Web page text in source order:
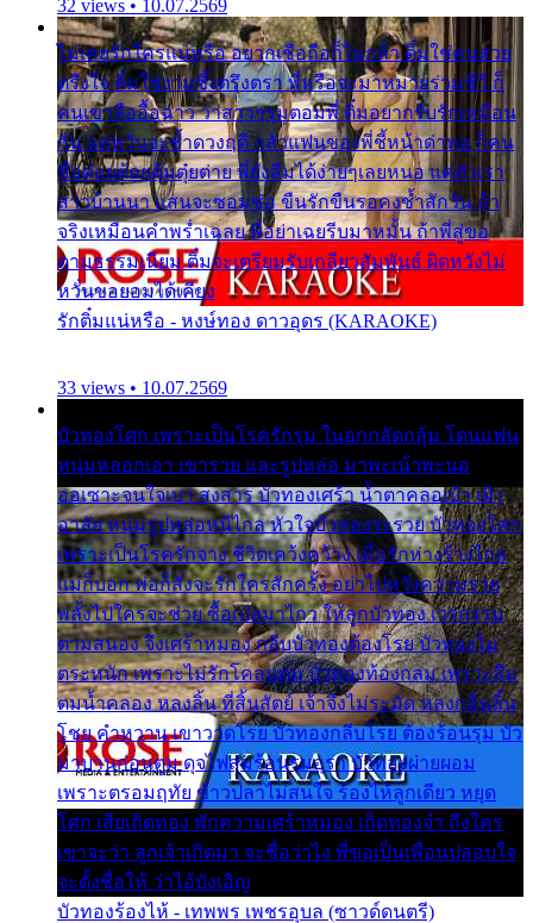
32 views • 10.07.2569
ไม่เคยรักใครแน่หรือ อยากเชื่อถือก็ไม่กล้า ติ๋มใช่คนสวย
ตรึงใจ ติ๋มใช่งามซึ้งตรึงตรา พี่หรือจะมาหมายร่วมชีวี ก็
คนเขาลืออื้อฉาว ว่าสาวๆรุมตอมพี่ ติ๋มอยากรับรักเหมือน
กัน แต่หวั่นจะช้ำดวงฤดี กลัวแฟนของพี่ชี้หน้าด่าทอ ก็คน
ชื่อต๋อยต้อยตุ้มตุ๋ยต่าย พี่ยังลืมได้ง่ายๆเลยหนอ แค่ตัวเรา
สาวบ้านนา แสนจะซอมซ่อ ขืนรักขืนรอคงช้ำสักวัน ถ้า
จริงเหมือนคำพร่ำเฉลย พี่อย่าเฉยรีบมาหมั้น ถ้าพี่สู่ขอ
ตามธรรมเนียม ติ๋มจะเตรียมรับเกลียวสัมพันธ์ ผิดหวังไม่
หวั่นขอยอมได้เคียง
รักติ๋มแน่หรือ - หงษ์ทอง ดาวอุดร (KARAOKE)
33 views • 10.07.2569
บัวทองโศก เพราะเป็นโรครักรุม ในอกกลัดกลุ้ม โดนแฟน
หนุ่มหลอกเอา เขารวย และรูปหล่อ มาพะเน้าพะนอ
ออเซาะจนใจเบา สงสาร บัวทองเศร้า น้ำตาคลอเบ้า เฝ้า
อาลัย หนุ่มรูปหล่อหนีไกล หัวใจบัวทองระรวย บัวทองโศก
เพราะเป็นโรครักจาง ชีวิตเคว้งคว้าง เมื่อรักห่างร้างไกล
แม่ก็บอก พ่อก็สั่งจะรักใครสักครั้ง อย่าไปหวังความรวย
พลั้งไปใครจะช่วย ซื้อเปลมาไกว ให้ลูกบัวทอง เวรกรรม
ตามสนอง จึงเศร้าหมอง กลีบบัวทองต้องโรย บัวทองไม่
ตระหนัก เพราะไม่รักโคลนตม บัวทองท้องกลม เพราะลืม
ตมน้ำคลอง หลงลิ้น ที่สิ้นสัตย์ เจ้าจึงไม่ระมัด หลงกลิ่นลิ้น
โชย คำหวาน เขาวาดโรย บัวทองกลีบโรย ต้องร้อนรุม บัว
มาบานก่อนตูม ดุจไฟสุมร้อนรุมอุรา บัวทองผ่ายผอม
เพราะตรอมฤทัย ข้าวปลาไม่สนใจ ร้องไห้ลูกเดียว หยุด
โศก เสียเถิดทอง พักความเศร้าหมอง เถิดทองจ๋า ถึงใคร
เขาจะว่า ลูกเจ้าเกิดมา จะชื่อว่าไง พี่ขอเป็นเพื่อนปลอบใจ
จะตั้งชื่อให้ ว่าไอ้บังเอิญ
บัวทองร้องไห้ - เทพพร เพชรอุบล (ซาวด์ดนตรี)